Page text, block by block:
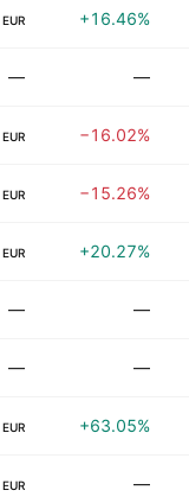
EUR +16.46%
— —
EUR −16.02%
EUR −15.26%
EUR +20.27%
— —
— —
EUR +63.05%
EUR —